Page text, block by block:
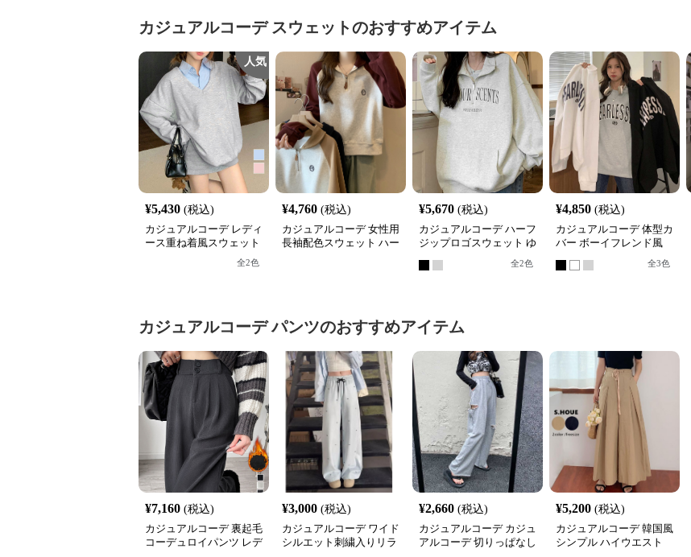
カジュアルコーデ スウェットのおすすめアイテム
人気
¥5,430 (税込)
カジュアルコーデ レディ
ース重ね着風スウェット
長袖シャツ襟切り替え
全2色
¥4,760 (税込)
カジュアルコーデ 女性用
長袖配色スウェット ハー
¥5,670 (税込)
カジュアルコーデ ハーフ
ジップロゴスウェット ゆ
ったりビッグシルエット
全2色
¥4,850 (税込)
カジュアルコーデ 体型カ
バー ボーイフレンド風
全3色
カジュアルコーデ パンツのおすすめアイテム
¥7,160 (税込)
カジュアルコーデ 裏起毛
コーデュロイパンツ レデ
¥3,000 (税込)
カジュアルコーデ ワイド
シルエット刺繍入りリラ
¥2,660 (税込)
カジュアルコーデ カジュ
アルコーデ 切りっぱなし
¥5,200 (税込)
カジュアルコーデ 韓国風
シンプル ハイウエスト